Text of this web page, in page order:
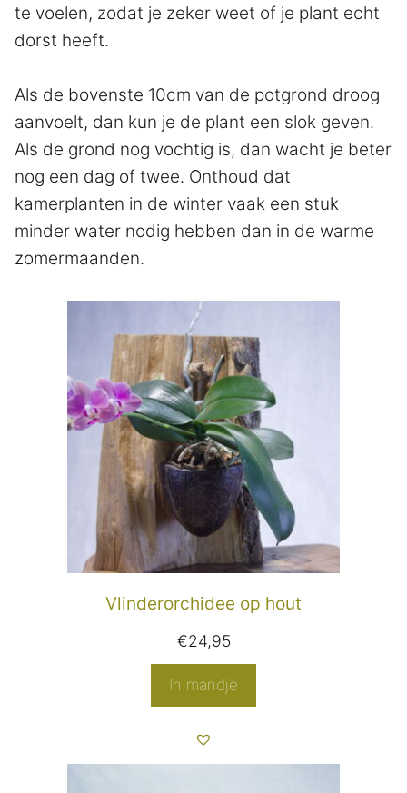
te voelen, zodat je zeker weet of je plant echt
dorst heeft.
Als de bovenste 10cm van de potgrond droog
aanvoelt, dan kun je de plant een slok geven.
Als de grond nog vochtig is, dan wacht je beter
nog een dag of twee. Onthoud dat
kamerplanten in de winter vaak een stuk
minder water nodig hebben dan in de warme
zomermaanden.
Vlinderorchidee op hout
€24,95
In mandje